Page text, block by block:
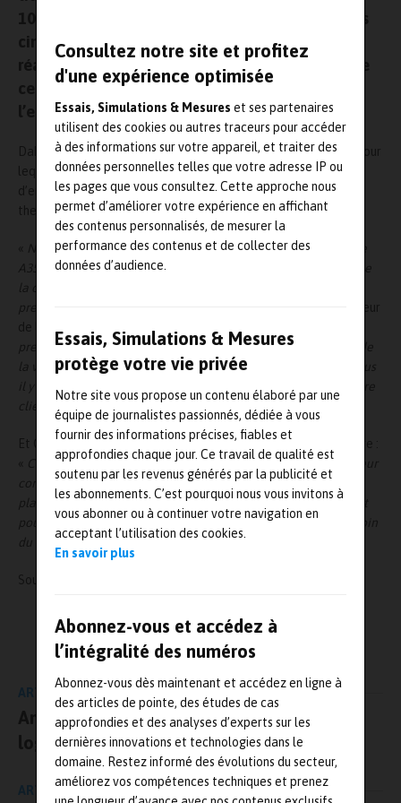
Consultez notre site et profitez
d'une expérience optimisée
Essais, Simulations & Mesures et ses partenaires
utilisent des cookies ou autres traceurs pour accéder
à des informations sur votre appareil, et traiter des
données personnelles telles que votre adresse IP ou
les pages que vous consultez. Cette approche nous
permet d’améliorer votre expérience en affichant
des contenus personnalisés, de mesurer la
performance des contenus et de collecter des
données d’audience.
Essais, Simulations & Mesures
protège votre vie privée
Notre site vous propose un contenu élaboré par une
équipe de journalistes passionnés, dédiée à vous
fournir des informations précises, fiables et
approfondies chaque jour. Ce travail de qualité est
soutenu par les revenus générés par la publicité et
les abonnements. C’est pourquoi nous vous invitons à
vous abonner ou à continuer votre navigation en
acceptant l’utilisation des cookies.
En savoir plus
Abonnez-vous et accédez à
l’intégralité des numéros
Abonnez-vous dès maintenant et accédez en ligne à
des articles de pointe, des études de cas
approfondies et des analyses d’experts sur les
dernières innovations et technologies dans le
domaine. Restez informé des évolutions du secteur,
améliorez vos compétences techniques et prenez
1000, qui sera utilisée pour la campagne d’essais
cinématique avec le train d’atterrissage. Daher
réalise en effet la conception et la fabrication de
cette trappe en matériaux composites pour
l’ensemble des avions de la famille A350 XWB.
Daher est un partenaire important du programme A350 XWB, pour
lequel il réalise plusieurs autres Work Packages (pièces
d’environnement moteur, pièces élémentaires en composites
thermoplastiques) et des prestations de logistique intégrée.
Nous sommes fiers de contribuer à la réussite du programme
A350 XWB en livrant cette pièce qui permettra le lancement de
la campagne d’essais cinématiques, et donc contribuer au
premier vol de l’A350-1000
, a commenté Nicolas Orance, directeur
de la business unit Aéronautique & Défense de Daher.
première pièce est livrée exactement quatre ans après celle de
la version -900, et à la date exacte de besoin agréée avec Airbus
il y a plus d’une année, témoin de notre engagement pour notre
client.
Et Christophe Berger, directeur Industrie de Daher, de poursuivre :
Ces trappes ont nécessité des innovations afin d’optimiser leur
conception et leur fabrication, avec des moyens modernes en
placement de fibres robotisée. Daher s’est engagé pleinement
pour respecter les objectifs de performance et de délais, témoin
du Best Performer Award reçu de la part d’Airbus en 2015.
Source :
L'AUTEUR
Mesures-et-tests.com
ARTICLE PRÉCÉDENT
Ansys propose une version gratuite de son
logiciel de simulation pour les étudiants
ARTICLE SUIVANT